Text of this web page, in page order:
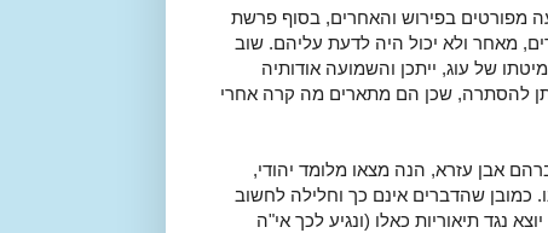
מפורטים בפירוש והאחרים, בסוף פרשת
מאחר ולא יכול היה לדעת עליהם. שוב
של עוג, ייתכן והשמועה אודותיה
להסתרה, שכן הם מתארים מה קרה אחרי
אבן עזרא, הנה מצאו מלומד יהודי,
כמובן שהדברים אינם כך וחלילה לחשוב
נגד תיאוריות כאלו (ונגיע לכך אי"ה